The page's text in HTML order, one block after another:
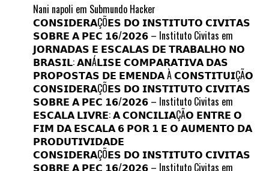
Nani napoli em Submundo Hacker
𝗖𝗢𝗡𝗦𝗜𝗗𝗘𝗥𝗔ÇÕ𝗘𝗦 𝗗𝗢 𝗜𝗡𝗦𝗧𝗜𝗧𝗨𝗧𝗢 𝗖𝗜𝗩𝗜𝗧𝗔𝗦
𝗦𝗢𝗕𝗥𝗘 𝗔 𝗣𝗘𝗖 𝟭𝟲/𝟮𝟬𝟮𝟲 – Instituto Civitas em
𝗝𝗢𝗥𝗡𝗔𝗗𝗔𝗦 𝗘 𝗘𝗦𝗖𝗔𝗟𝗔𝗦 𝗗𝗘 𝗧𝗥𝗔𝗕𝗔𝗟𝗛𝗢 𝗡𝗢
𝗕𝗥𝗔𝗦𝗜𝗟: 𝗔𝗡Á𝗟𝗜𝗦𝗘 𝗖𝗢𝗠𝗣𝗔𝗥𝗔𝗧𝗜𝗩𝗔 𝗗𝗔𝗦
𝗣𝗥𝗢𝗣𝗢𝗦𝗧𝗔𝗦 𝗗𝗘 𝗘𝗠𝗘𝗡𝗗𝗔 À 𝗖𝗢𝗡𝗦𝗧𝗜𝗧𝗨𝗜ÇÃ𝗢
𝗖𝗢𝗡𝗦𝗜𝗗𝗘𝗥𝗔ÇÕ𝗘𝗦 𝗗𝗢 𝗜𝗡𝗦𝗧𝗜𝗧𝗨𝗧𝗢 𝗖𝗜𝗩𝗜𝗧𝗔𝗦
𝗦𝗢𝗕𝗥𝗘 𝗔 𝗣𝗘𝗖 𝟭𝟲/𝟮𝟬𝟮𝟲 – Instituto Civitas em
𝗘𝗦𝗖𝗔𝗟𝗔 𝗟𝗜𝗩𝗥𝗘: 𝗔 𝗖𝗢𝗡𝗖𝗜𝗟𝗜𝗔ÇÃ𝗢 𝗘𝗡𝗧𝗥𝗘 𝗢
𝗙𝗜𝗠 𝗗𝗔 𝗘𝗦𝗖𝗔𝗟𝗔 𝟲 𝗣𝗢𝗥 𝟭 𝗘 𝗢 𝗔𝗨𝗠𝗘𝗡𝗧𝗢 𝗗𝗔
𝗣𝗥𝗢𝗗𝗨𝗧𝗜𝗩𝗜𝗗𝗔𝗗𝗘
𝗖𝗢𝗡𝗦𝗜𝗗𝗘𝗥𝗔ÇÕ𝗘𝗦 𝗗𝗢 𝗜𝗡𝗦𝗧𝗜𝗧𝗨𝗧𝗢 𝗖𝗜𝗩𝗜𝗧𝗔𝗦
𝗦𝗢𝗕𝗥𝗘 𝗔 𝗣𝗘𝗖 𝟭𝟲/𝟮𝟬𝟮𝟲 – Instituto Civitas em